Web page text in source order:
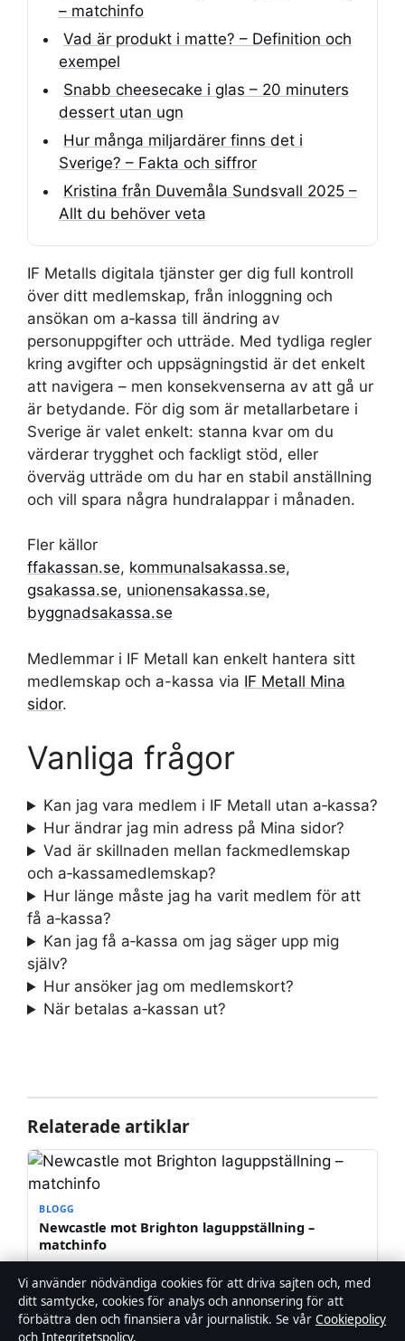
– matchinfo
Vad är produkt i matte? – Definition och
exempel
Snabb cheesecake i glas – 20 minuters
dessert utan ugn
Hur många miljardärer finns det i
Sverige? – Fakta och siffror
Kristina från Duvemåla Sundsvall 2025 –
Allt du behöver veta
IF Metalls digitala tjänster ger dig full kontroll
över ditt medlemskap, från inloggning och
ansökan om a‑kassa till ändring av
personuppgifter och utträde. Med tydliga regler
kring avgifter och uppsägningstid är det enkelt
att navigera – men konsekvenserna av att gå ur
är betydande. För dig som är metallarbetare i
Sverige är valet enkelt: stanna kvar om du
värderar trygghet och fackligt stöd, eller
överväg utträde om du har en stabil anställning
och vill spara några hundralappar i månaden.
Fler källor
ffakassan.se, kommunalsakassa.se,
gsakassa.se, unionensakassa.se,
byggnadsakassa.se
Medlemmar i IF Metall kan enkelt hantera sitt
medlemskap och a-kassa via IF Metall Mina
sidor.
Vanliga frågor
Kan jag vara medlem i IF Metall utan a‑kassa?
Hur ändrar jag min adress på Mina sidor?
Vad är skillnaden mellan fackmedlemskap
och a‑kassamedlemskap?
Hur länge måste jag ha varit medlem för att
få a‑kassa?
Kan jag få a‑kassa om jag säger upp mig
själv?
Hur ansöker jag om medlemskort?
När betalas a‑kassan ut?
Relaterade artiklar
BLOGG
Newcastle mot Brighton laguppställning –
matchinfo
Vi använder nödvändiga cookies för att driva sajten och, med
ditt samtycke, cookies för analys och annonsering för att
förbättra den och finansiera vår journalistik. Se vår Cookiepolicy
och Integritetspolicy.